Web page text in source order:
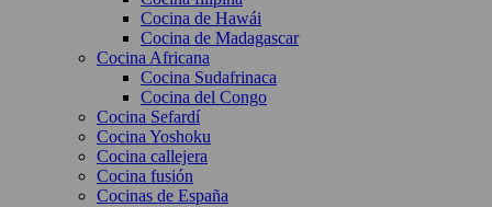
Cocina de Hawái
Cocina de Madagascar
Cocina Africana
Cocina Sudafrinaca
Cocina del Congo
Cocina Sefardí
Cocina Yoshoku
Cocina callejera
Cocina fusión
Cocinas de España